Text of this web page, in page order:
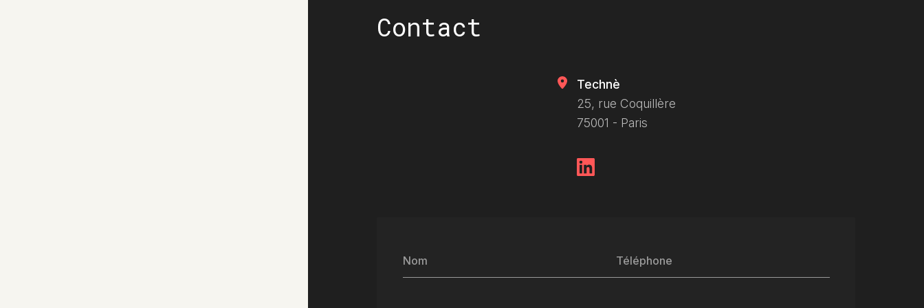
Contact
Nom Téléphone
Technè
25, rue Coquillère
75001 - Paris